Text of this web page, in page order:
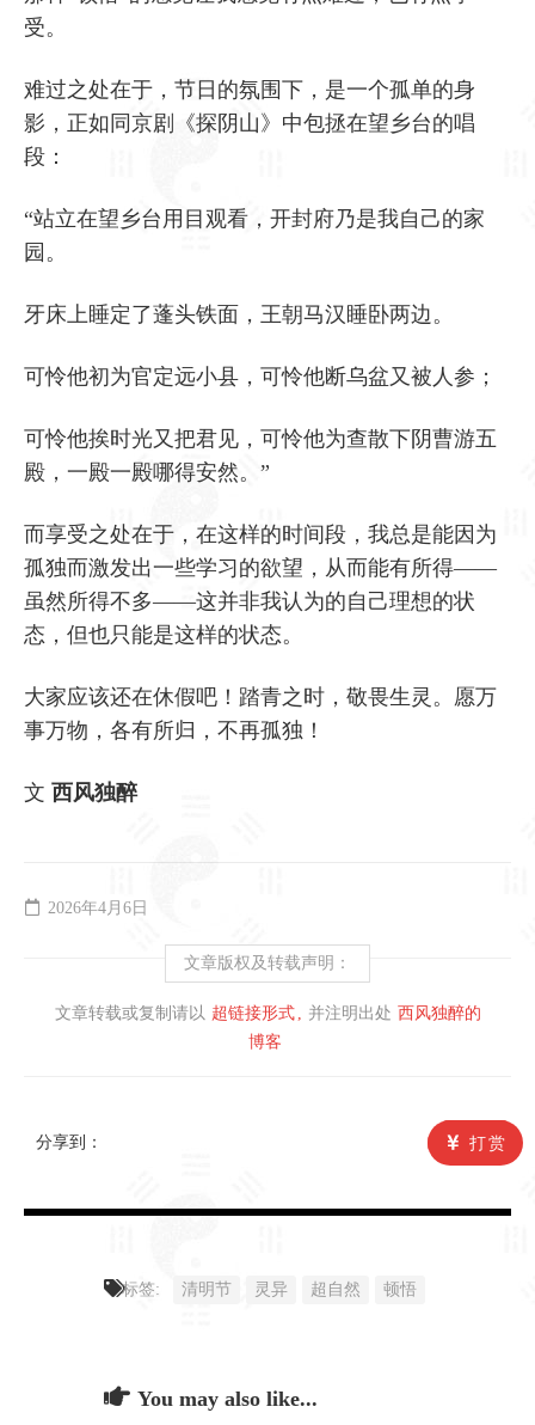
受。
难过之处在于，节日的氛围下，是一个孤单的身
影，正如同京剧《探阴山》中包拯在望乡台的唱
段：
“站立在望乡台用目观看，开封府乃是我自己的家
园。
牙床上睡定了蓬头铁面，王朝马汉睡卧两边。
可怜他初为官定远小县，可怜他断乌盆又被人参；
可怜他挨时光又把君见，可怜他为查散下阴曹游五
殿，一殿一殿哪得安然。”
而享受之处在于，在这样的时间段，我总是能因为
孤独而激发出一些学习的欲望，从而能有所得——
虽然所得不多——这并非我认为的自己理想的状
态，但也只能是这样的状态。
大家应该还在休假吧！踏青之时，敬畏生灵。愿万
事万物，各有所归，不再孤独！
文 西风独醉
2026年4月6日
文章版权及转载声明：
文章转载或复制请以 超链接形式 并注明出处 西风独醉的
博客
分享到： 打赏
标签: 清明节 灵异 超自然 顿悟
You may also like...